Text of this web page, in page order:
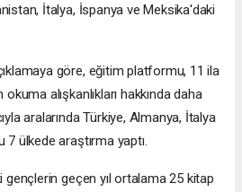
İtalya, İspanya ve Meksika'daki
göre, eğitim platformu, 11 ila
alışkanlıkları hakkında daha
aralarında Türkiye, Almanya, İtalya
7 ülkede araştırma yaptı.
gençlerin geçen yıl ortalama 25 kitap